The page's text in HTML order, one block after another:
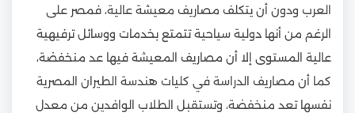
العرب ودون أن يتكلف مصاريف معيشة عالية، فمصر على
الرغم من أنها دولية سياحية تتمتع بخدمات ووسائل ترفيهية
عالية المستوى إلا أن مصاريف المعيشة فيها عد منخفضة،
كما أن مصاريف الدراسة في كليات هندسة الطيران المصرية
نفسها تعد منخفضة، وتستقبل الطلاب الوافدين من معدل